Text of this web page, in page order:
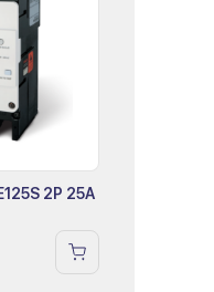
2P 25A